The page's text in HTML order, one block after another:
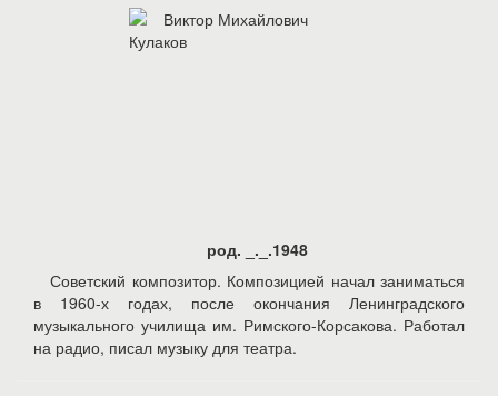
род. _._.1948
Советский композитор. Композицией начал заниматься
в 1960-х годах, после окончания Ленинградского
музыкального училища им. Римского-Корсакова. Работал
на радио, писал музыку для театра.